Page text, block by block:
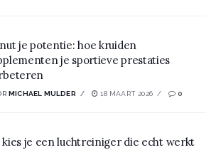
je potentie: hoe kruiden
je sportieve prestaties
MICHAEL MULDER 18 MAART 2026 0
kies je een luchtreiniger die echt werkt